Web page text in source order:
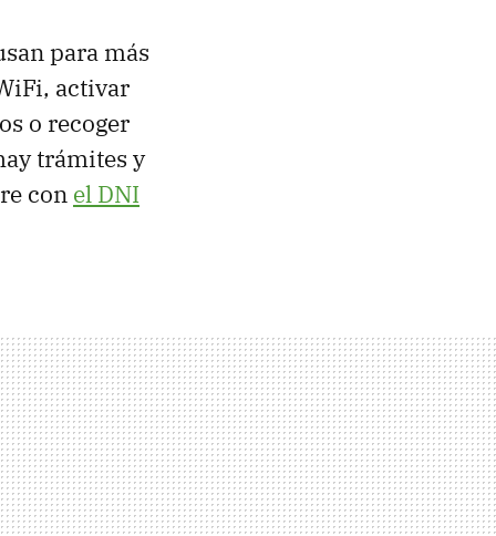
para más
activar
o recoger
trámites y
con el DNI